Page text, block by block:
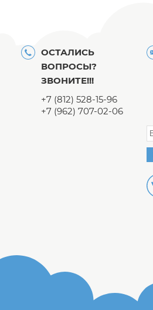
ОСТАЛИСЬ
ВОПРОСЫ?
ЗВОНИТЕ!!!
+7 (812) 528-15-96
+7 (962) 707-02-06